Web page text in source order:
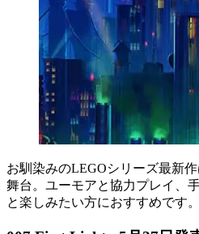
お馴染みのLEGOシリーズ最新
舞台。ユーモアと協力プレイ、
と楽しみたい方におすすめです。